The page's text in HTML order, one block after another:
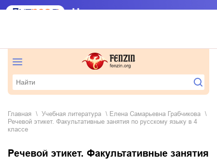
Главная учебная литература
Елена Самарьевна Грабчикова
Речевой этикет. Факультативные занятия по русскому языку в 4
классе
Речевой этикет. Факультативные занятия